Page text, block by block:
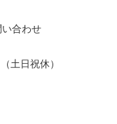
い合わせ
土日祝休）